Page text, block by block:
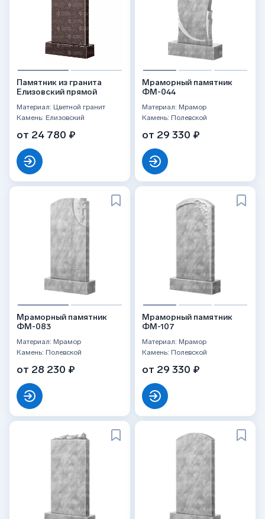
Памятник из гранита
Елизовский прямой
Материал: Цветной гранит
Камень: Елизовский
от 24 780 ₽
Мраморный памятник
ФМ-044
Материал: Мрамор
Камень: Полевской
от 29 330 ₽
Мраморный памятник
ФМ-083
Материал: Мрамор
Камень: Полевской
от 28 230 ₽
Мраморный памятник
ФМ-107
Материал: Мрамор
Камень: Полевской
от 29 330 ₽